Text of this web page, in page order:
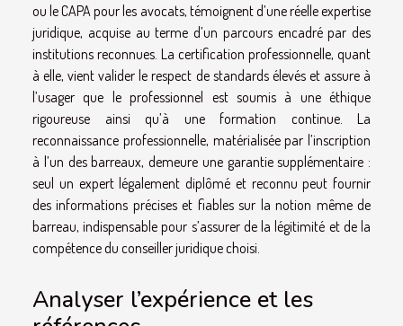
ou le CAPA pour les avocats, témoignent d’une réelle expertise
juridique, acquise au terme d’un parcours encadré par des
institutions reconnues. La certification professionnelle, quant
à elle, vient valider le respect de standards élevés et assure à
l’usager que le professionnel est soumis à une éthique
rigoureuse ainsi qu’à une formation continue. La
reconnaissance professionnelle, matérialisée par l’inscription
à l’un des barreaux, demeure une garantie supplémentaire :
seul un expert légalement diplômé et reconnu peut fournir
des informations précises et fiables sur la notion même de
barreau, indispensable pour s’assurer de la légitimité et de la
compétence du conseiller juridique choisi.
Analyser l’expérience et les